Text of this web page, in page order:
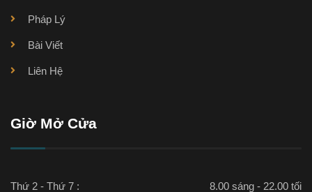
Pháp Lý
Bài Viết
Liên Hệ
Giờ Mở Cửa
Thứ 2 - Thứ 7 : 8.00 sáng - 22.00 tối